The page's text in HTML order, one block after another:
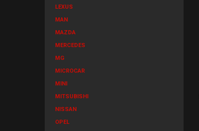
LEXUS
MAN
MAZDA
MERCEDES
MG
MICROCAR
MINI
MITSUBISHI
NISSAN
OPEL